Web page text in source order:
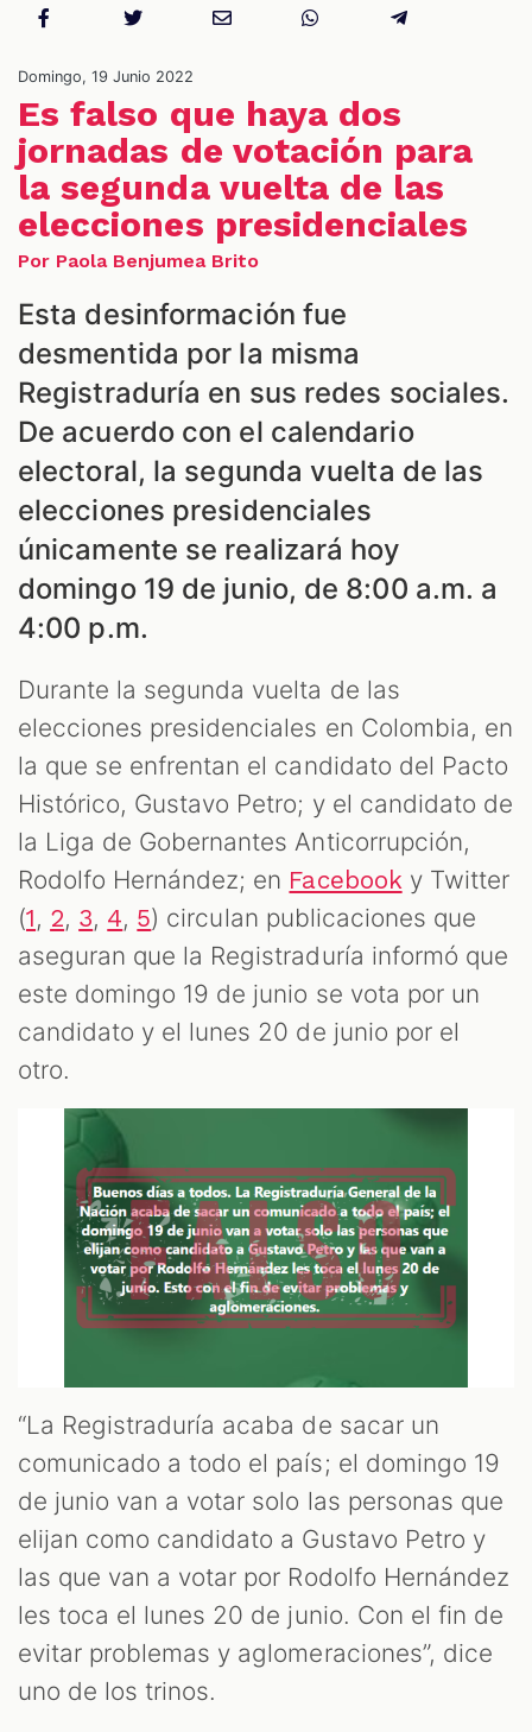
Domingo, 19 Junio 2022
Es falso que haya dos
jornadas de votación para
la segunda vuelta de las
elecciones presidenciales
Por Paola Benjumea Brito
Esta desinformación fue
desmentida por la misma
Registraduría en sus redes sociales.
De acuerdo con el calendario
electoral, la segunda vuelta de las
elecciones presidenciales
únicamente se realizará hoy
domingo 19 de junio, de 8:00 a.m. a
4:00 p.m.
Durante la segunda vuelta de las
elecciones presidenciales en Colombia, en
la que se enfrentan el candidato del Pacto
Histórico, Gustavo Petro; y el candidato de
la Liga de Gobernantes Anticorrupción,
Rodolfo Hernández; en Facebook y Twitter
(1, 2, 3, 4, 5) circulan publicaciones que
aseguran que la Registraduría informó que
este domingo 19 de junio se vota por un
candidato y el lunes 20 de junio por el
otro.
“La Registraduría acaba de sacar un
comunicado a todo el país; el domingo 19
de junio van a votar solo las personas que
elijan como candidato a Gustavo Petro y
las que van a votar por Rodolfo Hernández
les toca el lunes 20 de junio. Con el fin de
evitar problemas y aglomeraciones”, dice
uno de los trinos.